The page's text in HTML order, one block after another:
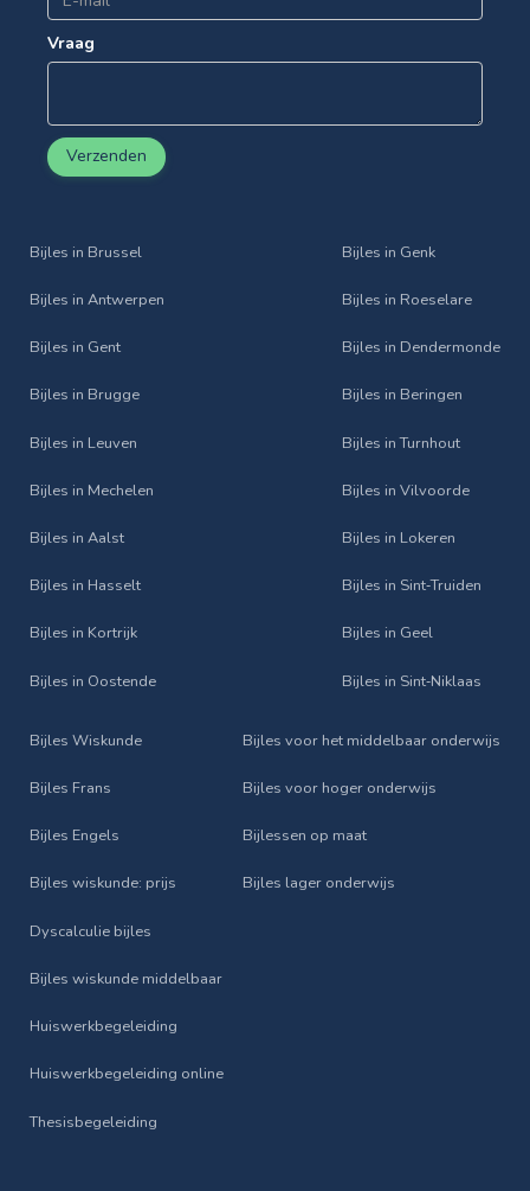
Vraag
Verzenden
Bijles in Brussel
Bijles in Antwerpen
Bijles in Gent
Bijles in Brugge
Bijles in Leuven
Bijles in Mechelen
Bijles in Aalst
Bijles in Hasselt
Bijles in Kortrijk
Bijles in Oostende
Bijles in Genk
Bijles in Roeselare
Bijles in Dendermonde
Bijles in Beringen
Bijles in Turnhout
Bijles in Vilvoorde
Bijles in Lokeren
Bijles in Sint‑Truiden
Bijles in Geel
Bijles in Sint‑Niklaas
Bijles Wiskunde
Bijles Frans
Bijles Engels
Bijles wiskunde: prijs
Dyscalculie bijles
Bijles wiskunde middelbaar
Huiswerkbegeleiding
Huiswerkbegeleiding online
Thesisbegeleiding
Bijles voor het middelbaar onderwijs
Bijles voor hoger onderwijs
Bijlessen op maat
Bijles lager onderwijs